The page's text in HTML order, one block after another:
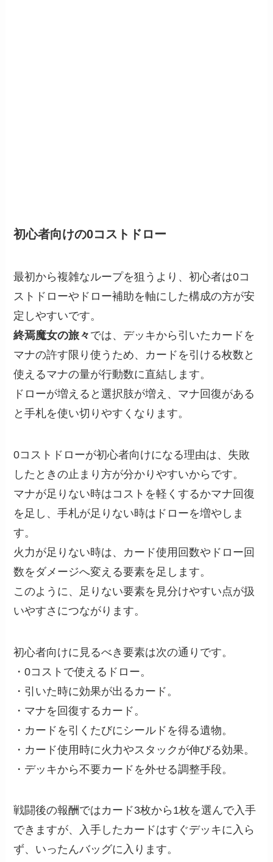
初心者向けの0コストドロー
最初から複雑なループを狙うより、初心者は0コ
ストドローやドロー補助を軸にした構成の方が安
定しやすいです。
終焉魔女の旅々 では、デッキから引いたカードを
マナの許す限り使うため、カードを引ける枚数と
使えるマナの量が行動数に直結します。
ドローが増えると選択肢が増え、マナ回復がある
と手札を使い切りやすくなります。
0コストドローが初心者向けになる理由は、失敗
したときの止まり方が分かりやすいからです。
マナが足りない時はコストを軽くするかマナ回復
を足し、手札が足りない時はドローを増やしま
す。
火力が足りない時は、カード使用回数やドロー回
数をダメージへ変える要素を足します。
このように、足りない要素を見分けやすい点が扱
いやすさにつながります。
初心者向けに見るべき要素は次の通りです。
・0コストで使えるドロー。
・引いた時に効果が出るカード。
・マナを回復するカード。
・カードを引くたびにシールドを得る遺物。
・カード使用時に火力やスタックが伸びる効果。
・デッキから不要カードを外せる調整手段。
戦闘後の報酬ではカード3枚から1枚を選んで入手
できますが、入手したカードはすぐデッキに入ら
ず、いったんバッグに入ります。